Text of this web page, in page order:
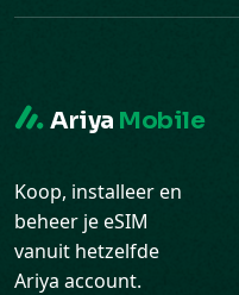
Ariya Mobile
Koop, installeer en
beheer je eSIM
vanuit hetzelfde
Ariya account.